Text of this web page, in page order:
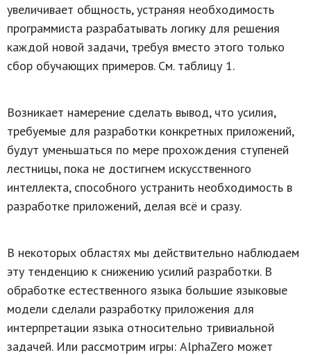
увеличивает общность, устраняя необходимость
программиста разрабатывать логику для решения
каждой новой задачи, требуя вместо этого только
сбор обучающих примеров. См. таблицу 1.
Возникает намерение сделать вывод, что усилия,
требуемые для разработки конкретных приложений,
будут уменьшаться по мере прохождения ступеней
лестницы, пока не достигнем искусственного
интеллекта, способного устранить необходимость в
разработке приложений, делая всё и сразу.
В некоторых областях мы действительно наблюдаем
эту тенденцию к снижению усилий разработки. В
обработке естественного языка большие языковые
модели сделали разработку приложения для
интерпретации языка относительно тривиальной
задачей. Или рассмотрим игры: AlphaZero может